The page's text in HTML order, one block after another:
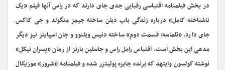
در بخش فیلمنامه اقتباسی رقبایی جدی جای دارند که در راس آنها فیلم «یک
ناشناخته کامل» درباره زندگی باب دیلن ساخته جیمز منگولد و جی کاکس
جای دارد. «تلماسه: قسمت دوم» ساخته دنیس ویلنوو و جان اسپایتز نیز دیگر
مدعی این بخش است. اقتباس رامل راس و جاسلین بارنز از رمان «پسران نیکل»
نوشته کولسون وایتهد که برنده جایزه پولیتزر شده و فیلمنامه «شرور» موزیکال